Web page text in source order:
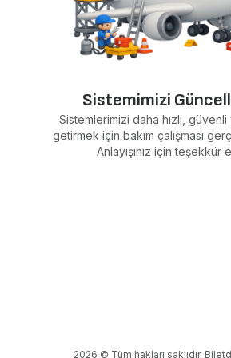
Sistemimizi
Sistemlerimizi daha hızlı,
getirmek için bakım çalışması
Anlayışınız için teşekkür
2026 © Tüm hakları saklıdır.